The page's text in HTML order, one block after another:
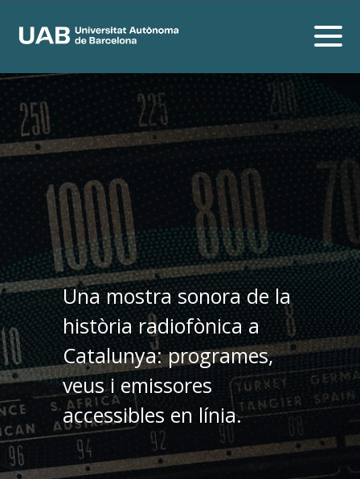
Una mostra sonora de la
història radiofònica a
Catalunya: programes,
veus i emissores
accessibles en línia.